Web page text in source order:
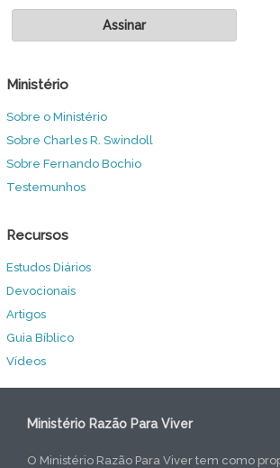
Ministério
Sobre o Ministério
Sobre Charles R. Swindoll
Sobre Fernando Bochio
Testemunhos
Recursos
Estudos Diários
Devocionais
Artigos
Guia Bíblico
Vídeos
Ministério Razão Para Viver
O Ministério Razão Para Viver tem como